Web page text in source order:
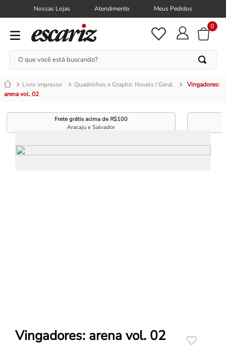
Nossas Lojas Atendimento Meus Pedidos
0
O que você está buscando?
Livro impresso Quadrinhos e Graphic Novels / Geral
Vingadores:
arena vol. 02
Frete grátis acima de R$100
Aracaju e Salvador
Vingadores: arena vol. 02